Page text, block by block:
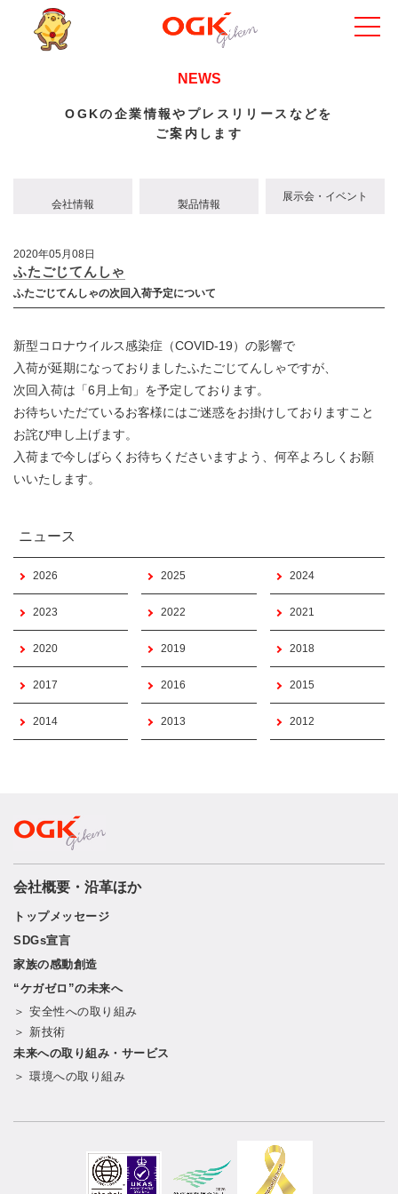
NEWS
OGKの企業情報やプレスリリースなどを
ご案内します
会社情報 製品情報
展示会・イベント
2020年05月08日
ふたごじてんしゃ
ふたごじてんしゃの次回入荷予定について
新型コロナウイルス感染症（COVID-19）の影響で
入荷が延期になっておりましたふたごじてんしゃですが、
次回入荷は「6月上旬」を予定しております。
お待ちいただているお客様にはご迷惑をお掛けしておりますこと
お詫び申し上げます。
入荷まで今しばらくお待ちくださいますよう、何卒よろしくお願
いいたします。
ニュース
2026 2025 2024
2023 2022 2021
2020 2019 2018
2017 2016 2015
2014 2013 2012
会社概要・沿革ほか
トップメッセージ
SDGs宣言
家族の感動創造
“ケガゼロ”の未来へ
＞ 安全性への取り組み
＞ 新技術
未来への取り組み・サービス
＞ 環境への取り組み